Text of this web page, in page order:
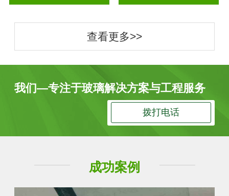
查看更多>>
我们—专注于玻璃解决方案与工程服务
拨打电话
成功案例